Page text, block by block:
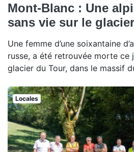
Mont-Blanc : Une
sans vie sur le
Une femme d’une soixantaine
russe, a été retrouvée morte ce
glacier du Tour, dans le massif
Locales